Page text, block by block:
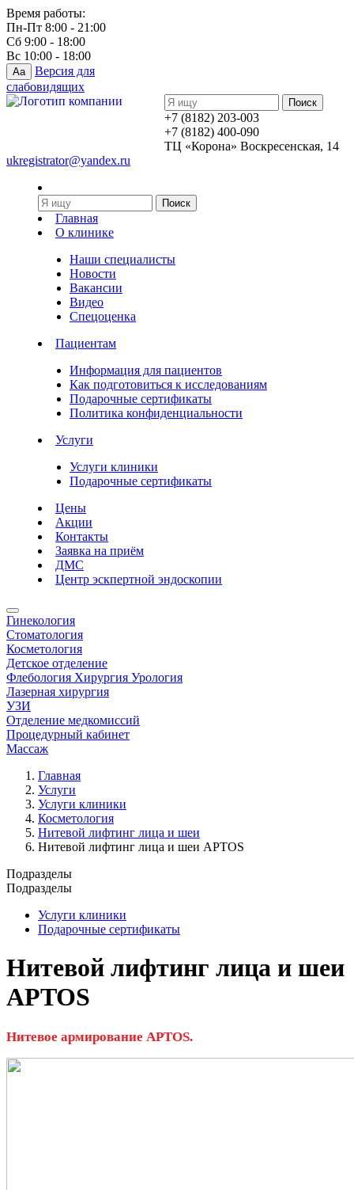
Время работы:
Пн-Пт 8:00 - 21:00
Сб 9:00 - 18:00
Вс 10:00 - 18:00
Aa
Версия для
слабовидящих
+7 (8182) 203-003
+7 (8182) 400-090
ТЦ «Корона» Воскресенская, 14
ukregistrator@yandex.ru
Главная
О клинике
Наши специалисты
Новости
Вакансии
Видео
Спецоценка
Пациентам
Информация для пациентов
Как подготовиться к исследованиям
Подарочные сертификаты
Политика конфиденциальности
Услуги
Услуги клиники
Подарочные сертификаты
Цены
Акции
Контакты
Заявка на приём
ДМС
Центр эскпертной эндоскопии
Гинекология
Стоматология
Косметология
Детское отделение
Флебология Хирургия Урология
Лазерная хирургия
УЗИ
Отделение медкомиссий
Процедурный кабинет
Массаж
Главная
Услуги
Услуги клиники
Косметология
Нитевой лифтинг лица и шеи
Нитевой лифтинг лица и шеи APTOS
Подразделы
Подразделы
Услуги клиники
Подарочные сертификаты
Нитевой лифтинг лица и шеи
APTOS
Нитевое армирование APTOS.